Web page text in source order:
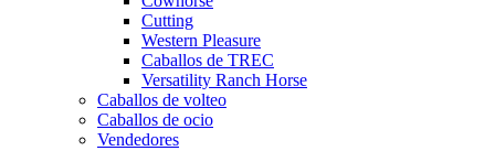
Cutting
Western Pleasure
Caballos de TREC
Versatility Ranch Horse
Caballos de volteo
Caballos de ocio
Vendedores